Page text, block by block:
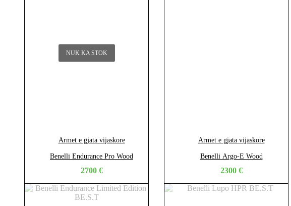
NUK KA STOK
Armet e gjata vijaskore
Benelli Endurance Pro Wood
2700 €
Armet e gjata vijaskore
Benelli Argo-E Wood
2300 €